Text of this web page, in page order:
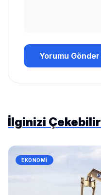
Yorumu Gönder
İlginizi Çekebilir
EKONOMI